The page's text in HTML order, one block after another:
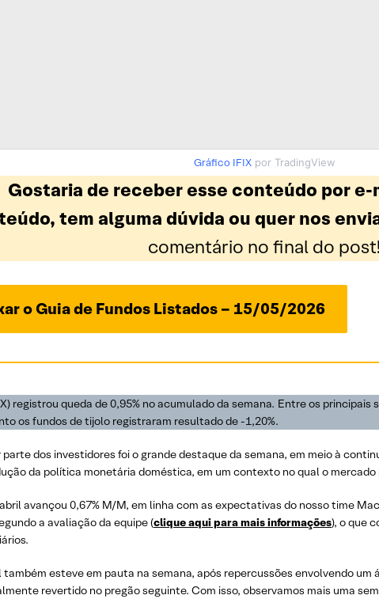
Gráfico IFIXpor TradingView
Gostaria de receber esse conteúdo por e-
tem alguma dúvida ou quer nos
comentário no final do post!
o Guia de Fundos Listados – 15/05/2026
registrou queda de 0,95% no acumulado da semana. Entre os
os fundos de tijolo registraram resultado de -1,20%.
dos investidores foi o grande destaque da semana, em meio à
da política monetária doméstica, em um contexto no qual o
avançou 0,67% M/M, em linha com as expectativas do nosso time
a avaliação da equipe (clique aqui para mais informações), o que
esteve em pauta na semana, após repercussões envolvendo um
revertido no pregão seguinte. Com isso, observamos mais uma